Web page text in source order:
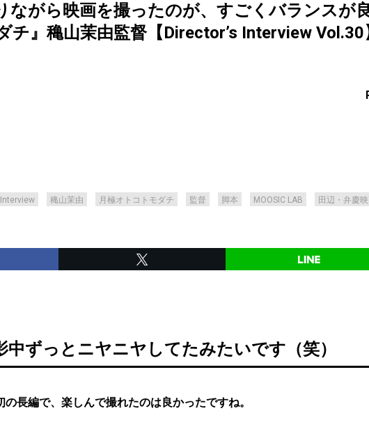
ながら映画を撮ったのが、すごくバランスが
チ』穐山茉由監督【Director’s Interview Vol.30
Interview 穐山茉由 月極オトコトモダチ 監督 脚本 MOOSIC LAB 田辺・弁慶
中ずっとニヤニヤしてたみたいです（笑）
の長編で、楽しんで撮れたのは良かったですね。